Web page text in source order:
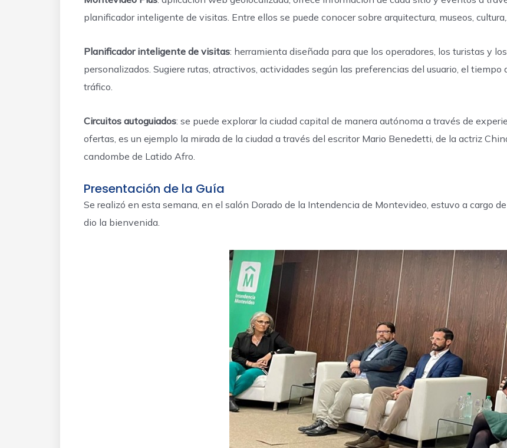
planificador inteligente de visitas. Entre ellos se puede conocer sobre arquitectura, museos,
Planificador inteligente de visitas: herramienta diseñada para que los operadores, los turistas y
personalizados. Sugiere rutas, atractivos, actividades según las preferencias del usuario, el
tráfico.
Circuitos autoguiados: se puede explorar la ciudad capital de manera autónoma a través de
ofertas, es un ejemplo la mirada de la ciudad a través del escritor Mario Benedetti, de la actriz
candombe de Latido Afro.
Presentación de la Guía
Se realizó en esta semana, en el salón Dorado de la Intendencia de Montevideo, estuvo a cargo
dio la bienvenida.